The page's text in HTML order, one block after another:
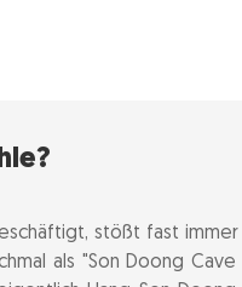
macht
stößt fast
als "Son Doong